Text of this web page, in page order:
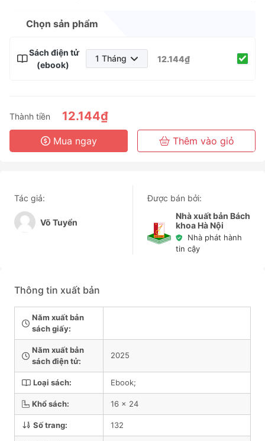
Chọn sản phẩm
Sách điện tử
(ebook)
1 Tháng
6 Tháng
3 Năm
12.144₫
Thành tiền 12.144₫
Mua ngay Thêm vào giỏ
Tác giả:
Võ Tuyển
Được bán bởi:
Nhà xuất bản Bách
khoa Hà Nội
Nhà phát hành
tin cậy
Thông tin xuất bản
Năm xuất bản
sách giấy:
Năm xuất bản
sách điện tử:
2025
Loại sách: Ebook;
Khổ sách: 16 x 24
Số trang: 132